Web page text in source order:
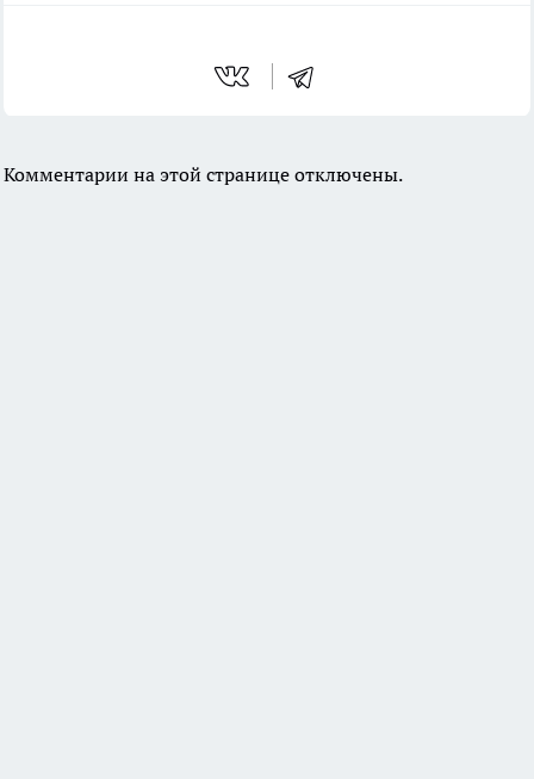
Комментарии на этой странице отключены.